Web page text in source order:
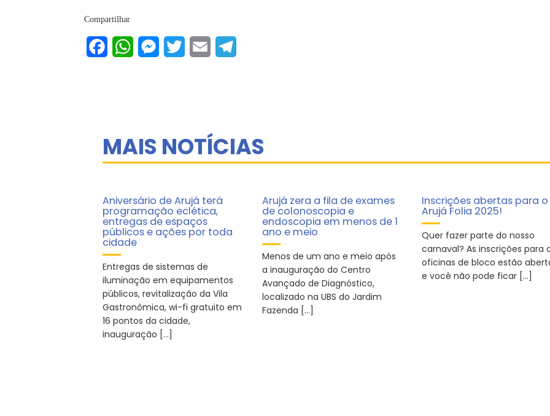
Compartilhar
FacebookWhatsAppMessenger
Twitter Email
MAIS NOTÍCIAS
Aniversário de Arujá terá
programação eclética,
entregas de espaços
públicos e ações por toda
cidade
Entregas de sistemas de
iluminação em equipamentos
públicos, revitalização da Vila
Gastronômica, wi-fi gratuito em
16 pontos da cidade,
inauguração […]
Arujá zera a fila de exames
de colonoscopia e
endoscopia em menos de 1
ano e meio
Menos de um ano e meio após
a inauguração do Centro
Avançado de Diagnóstico,
localizado na UBS do Jardim
Fazenda […]
Inscrições abertas para o
Arujá Folia 2025!
Quer fazer parte do nosso
carnaval? As inscrições para
oficinas de bloco estão
e você não pode ficar […]